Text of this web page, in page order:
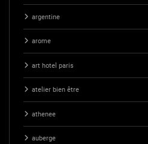
argentine
arome
art hotel paris
atelier bien être
athenee
auberge